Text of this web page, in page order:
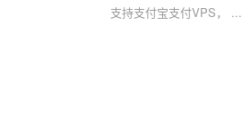
支持支付宝支付VPS， ...